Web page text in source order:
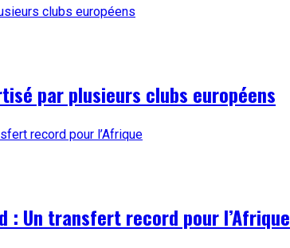
par plusieurs clubs européens
: Un transfert record pour l’Afrique